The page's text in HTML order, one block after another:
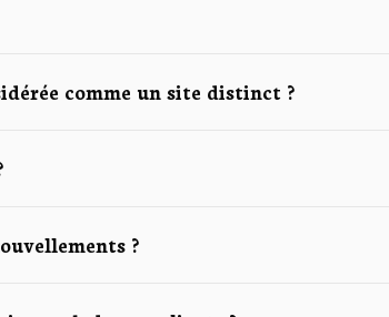
comme un site distinct ?
?